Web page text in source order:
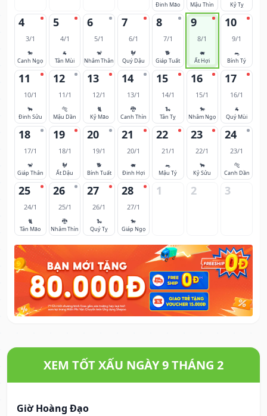
Đinh Mão
Mậu Thìn
Kỷ Tỵ
4
3/1
🐎
Canh Ngọ
5
4/1
🐐
Tân Mùi
6
5/1
🐒
Nhâm Thân
7
6/1
🐓
Quý Dậu
8
7/1
🐕
Giáp Tuất
9
8/1
🐖
Ất Hợi
10
9/1
🐀
Bính Tý
11
10/1
🐂
Đinh Sửu
12
11/1
🐅
Mậu Dần
13
12/1
🐈
Kỷ Mão
14
13/1
🐉
Canh Thìn
15
14/1
🐍
Tân Tỵ
16
15/1
🐎
Nhâm Ngọ
17
16/1
🐐
Quý Mùi
18
17/1
🐒
Giáp Thân
19
18/1
🐓
Ất Dậu
20
19/1
🐕
Bính Tuất
21
20/1
🐖
Đinh Hợi
22
21/1
🐀
Mậu Tý
23
22/1
🐂
Kỷ Sửu
24
23/1
🐅
Canh Dần
25
24/1
🐈
Tân Mão
26
25/1
🐉
Nhâm Thìn
27
26/1
🐍
Quý Tỵ
28
27/1
🐎
Giáp Ngọ
1 2 3
XEM TỐT XẤU NGÀY 9 THÁNG 2
Giờ Hoàng Đạo